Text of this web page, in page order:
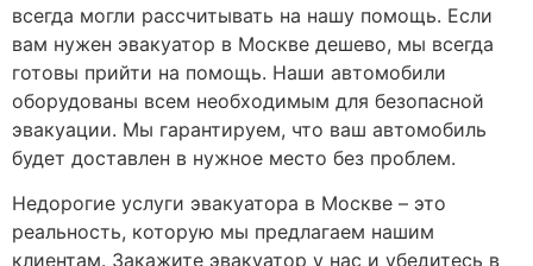
всегда могли рассчитывать на нашу помощь. Если
вам нужен эвакуатор в Москве дешево, мы всегда
готовы прийти на помощь. Наши автомобили
оборудованы всем необходимым для безопасной
эвакуации. Мы гарантируем, что ваш автомобиль
будет доставлен в нужное место без проблем.
Недорогие услуги эвакуатора в Москве – это
реальность, которую мы предлагаем нашим
клиентам. Закажите эвакуатор у нас и убедитесь в